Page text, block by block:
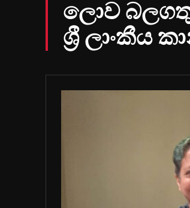
ලොව
ශ්‍රී ලාංකීය